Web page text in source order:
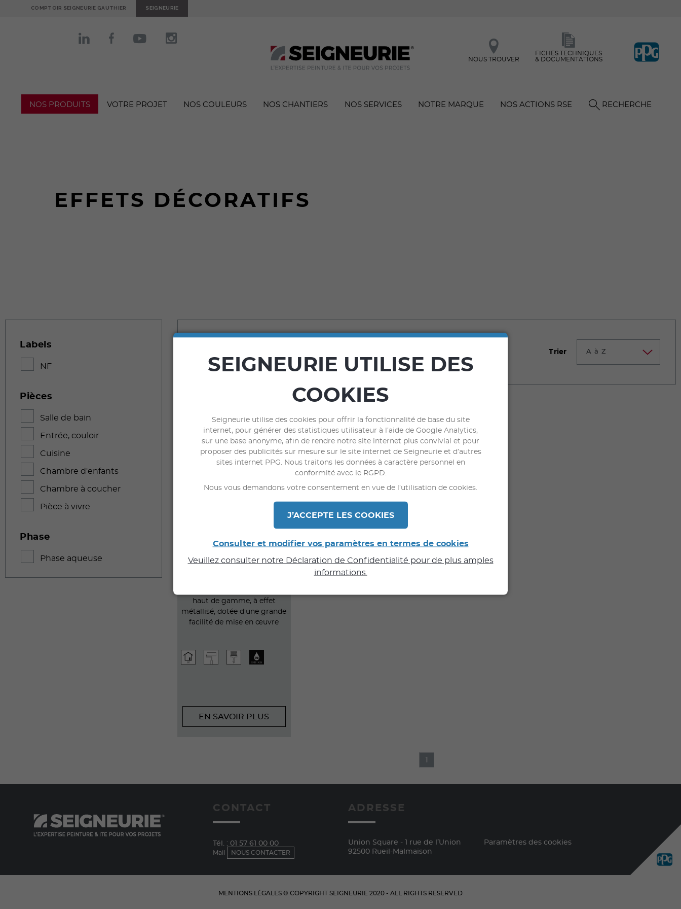
COMPTOIR SEIGNEURIE GAUTHIER SEIGNEURIE
NOUS TROUVER
FICHES TECHNIQUES
& DOCUMENTATIONS
NOS PRODUITS VOTRE PROJET NOS COULEURS NOS CHANTIERS NOS SERVICES NOTRE MARQUE NOS ACTIONS RSE RECHERCHE
EFFETS DÉCORATIFS
Trier A à Z
Labels
NF
Pièces
Salle de bain
Entrée, couloir
Cuisine
Chambre d'enfants
Chambre à coucher
Pièce à vivre
Phase
Phase aqueuse MÉTALLIUM
haut de gamme, à effet
métallisé, dotée d'une grande
facilité de mise en œuvre
EN SAVOIR PLUS
1
CONTACT
Tél. : 01 57 61 00 00
Mail NOUS CONTACTER
ADRESSE
Union Square - 1 rue de l’Union
92500 Rueil-Malmaison
Paramètres des cookies
MENTIONS LÉGALES © COPYRIGHT SEIGNEURIE 2020 - ALL RIGHTS RESERVED
SEIGNEURIE UTILISE DES
COOKIES
Seigneurie utilise des cookies pour offrir la fonctionnalité de base du site
internet, pour générer des statistiques utilisateur à l’aide de Google Analytics,
sur une base anonyme, afin de rendre notre site internet plus convivial et pour
proposer des publicités sur mesure sur le site internet de Seigneurie et d’autres
sites internet PPG. Nous traitons les données à caractère personnel en
conformité avec le RGPD.
Nous vous demandons votre consentement en vue de l’utilisation de cookies.
J’ACCEPTE LES COOKIES
Consulter et modifier vos paramètres en termes de cookies
Veuillez consulter notre Déclaration de Confidentialité pour de plus amples
informations.